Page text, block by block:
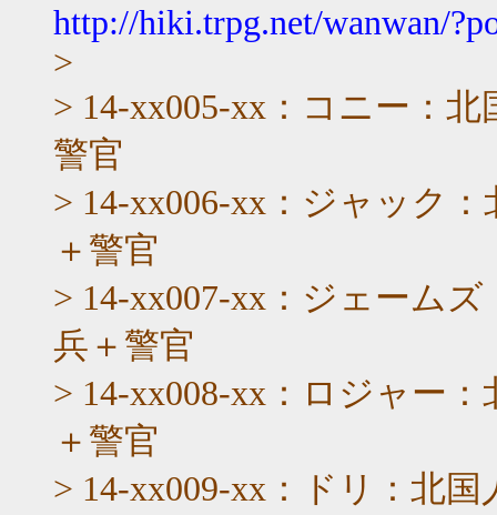
http://hiki.trpg.net/wanwan/
>
> 14-xx005-xx：コニー：
警官
> 14-xx006-xx：ジャック
＋警官
> 14-xx007-xx：ジェーム
兵＋警官
> 14-xx008-xx：ロジャー
＋警官
> 14-xx009-xx：ドリ：北